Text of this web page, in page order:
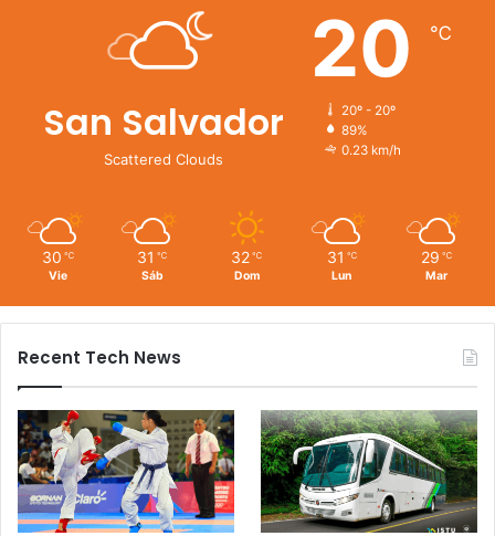
San Salvador
Scattered Clouds
20 ℃
20º - 20º
89%
0.23 km/h
30 ℃
Vie
31 ℃
Sáb
32 ℃
Dom
31 ℃
Lun
29 ℃
Mar
Recent Tech News